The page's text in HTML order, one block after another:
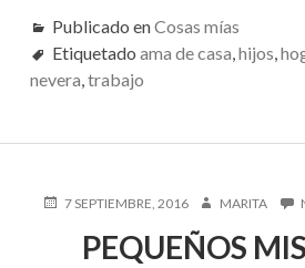
Publicado enCosas mías
Etiquetado ama de casa,hijos,
nevera,trabajo
PUBLICADO
7 SEPTIEMBRE, 2016 AUTORMARITA
PEQUEÑOS